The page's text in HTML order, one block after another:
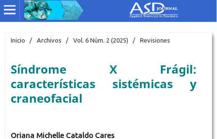
Inicio / Archivos / Vol. 6 Núm. 2 (2025) / Revisiones
Síndrome X Frágil:
características sistémicas y
craneofacial
Oriana Michelle Cataldo Cares